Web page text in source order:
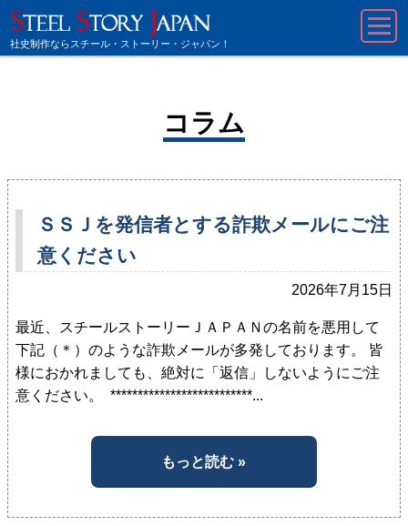
社史制作ならスチール・ストーリー・ジャパン！
コラム
ＳＳＪを発信者とする詐欺メールにご注
意ください
2026年7月15日
最近、スチールストーリーＪＡＰＡＮの名前を悪用して
下記（＊）のような詐欺メールが多発しております。 皆
様におかれましても、絶対に「返信」しないようにご注
意ください。 **************************...
もっと読む »